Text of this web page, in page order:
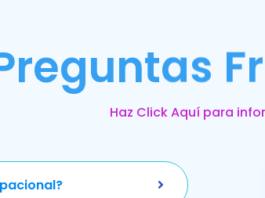
Haz Click Aquí para